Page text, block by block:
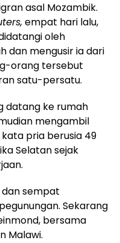
asal Mozambik.
empat hari lalu,
oleh
dan mengusir ia dari
orang tersebut
satu-persatu.
datang ke rumah
mengambil
pria berusia 49
Selatan sejak
sempat
Sekarang
bersama
Malawi.